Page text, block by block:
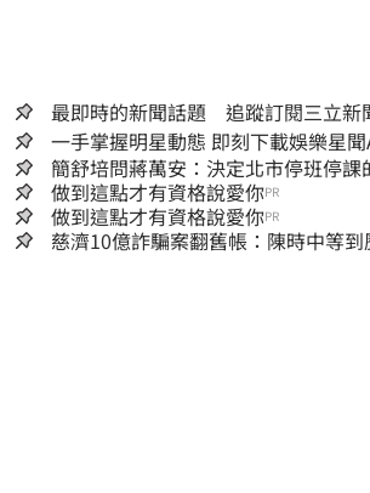
最即時的新聞話題 追蹤訂閱三立新
一手掌握明星動態 即刻下載娛樂
簡舒培問蔣萬安：決定北市停班停課
市長，還是氣象署？
做到這點才有資格說愛你PR
做到這點才有資格說愛你PR
慈濟10億詐騙案翻舊帳：陳時中等